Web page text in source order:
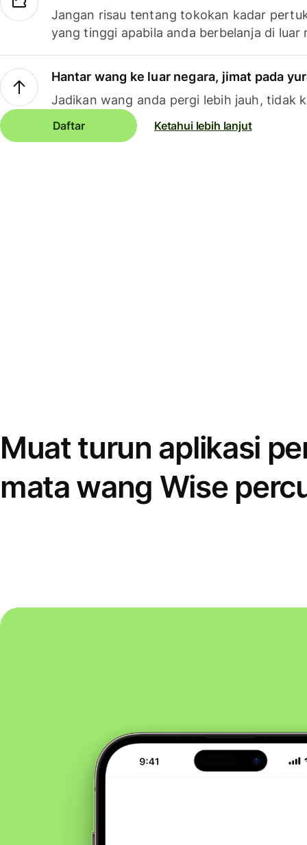
Jangan risau tentang tokokan kadar
yang tinggi apabila anda berbelanja di luar
Hantar wang ke luar negara, jimat pada
Jadikan wang anda pergi lebih jauh, tidak
Daftar Ketahui lebih lanjut
Muat turun aplikasi
mata wang Wise